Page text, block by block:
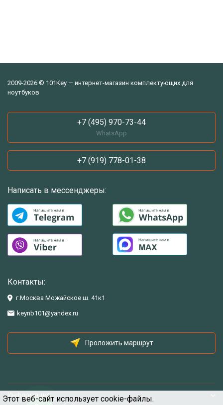
Этот веб-сайт использует cookie-файлы.
2009-2026 © 101Key — интернет-магазин комплектующих для
ноутбуков
+7 (495) 970-73-44
WhatsApp
+7 (919) 778-01-38
Написать в мессенджеры:
Контакты:
г.Москва Можайское ш. 41к1
keynb101@yandex.ru
Проложить маршрут
Информация